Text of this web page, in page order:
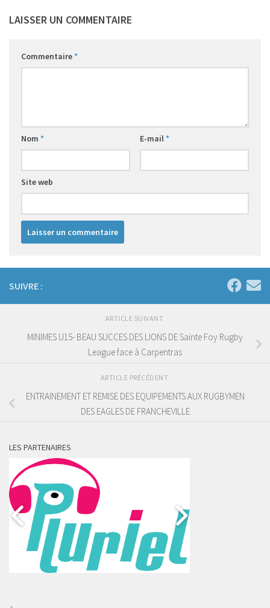
LAISSER UN COMMENTAIRE
Commentaire*
Nom * E-mail*
Site web
SUIVRE :
ARTICLE SUIVANT
MINIMES U15- BEAU SUCCES DES LIONS DE Sainte Foy Rugby
League face à Carpentras
ARTICLE PRÉCÉDENT
ENTRAINEMENT ET REMISE DES EQUIPEMENTS AUX RUGBYMEN
DES EAGLES DE FRANCHEVILLE
LES PARTENAIRES